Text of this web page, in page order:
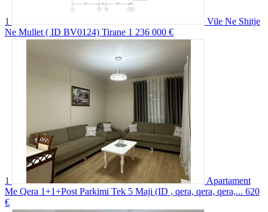
1
Vile Ne Shitje
Ne Mullet ( ID BV0124) Tirane 1 236 000 €
1
Apartament
Me Qera 1+1+Post Parkimi Tek 5 Maji (ID , qera, qera, qera,... 620
€